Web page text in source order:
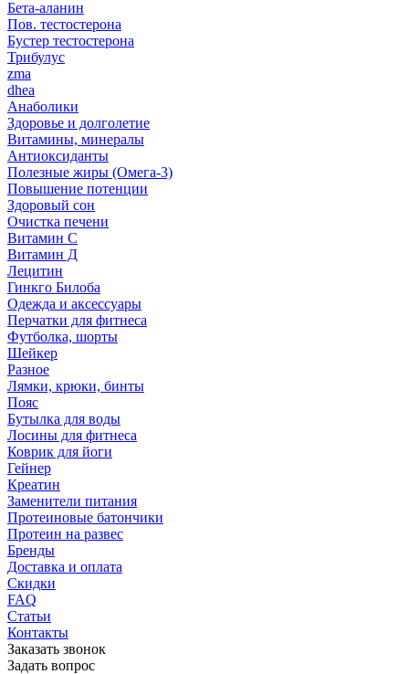
Бета-аланин
Пов. тестостерона
Бустер тестостерона
Трибулус
zma
dhea
Анаболики
Здоровье и долголетие
Витамины, минералы
Антиоксиданты
Полезные жиры (Омега-3)
Повышение потенции
Здоровый сон
Очистка печени
Витамин С
Витамин Д
Лецитин
Гинкго Билоба
Одежда и аксессуары
Перчатки для фитнеса
Футболка, шорты
Шейкер
Разное
Лямки, крюки, бинты
Пояс
Бутылка для воды
Лосины для фитнеса
Коврик для йоги
Гейнер
Креатин
Заменители питания
Протеиновые батончики
Протеин на развес
Бренды
Доставка и оплата
Скидки
FAQ
Статьи
Контакты
Заказать звонок
Задать вопрос